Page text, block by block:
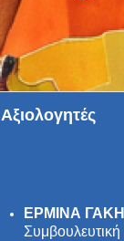
Αξιολογητές
ΕΡΜΙΝΑ ΓΑΚΗ